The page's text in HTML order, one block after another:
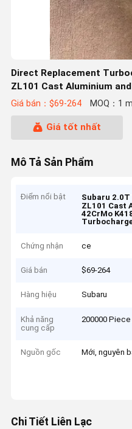
Direct Replacement
ZL101 Cast Aluminium
Resistant Components
Giá bán：$69-264 MOQ：1
Giá tốt nhất
Mô Tả Sản Phẩm
Điểm nổi bật Subaru
ZL101 Cast
42CrMo
Chứng nhận ce
Giá bán $69-264
Hàng hiệu Subaru
Khả năng
cung cấp
200000
Nguồn gốc Mới, nguyên
Chi Tiết Liên Lạc